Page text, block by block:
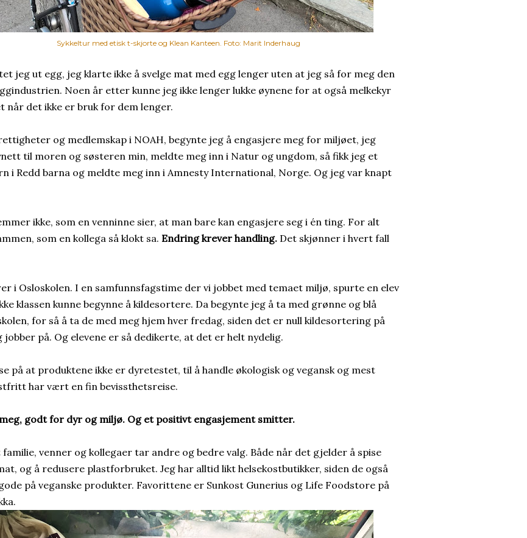
Sykkeltur med etisk t-skjorte og Klean Kanteen. Foto: Marit Inderhaug
jeg ut egg, jeg klarte ikke å svelge mat med egg lenger uten at jeg så for meg den
Noen år etter kunne jeg ikke lenger lukke øynene for at også melkekyr
når det ikke er bruk for dem lenger.
og medlemskap i NOAH, begynte jeg å engasjere meg for miljøet, jeg
til moren og søsteren min, meldte meg inn i Natur og ungdom, så fikk jeg et
i Redd barna og meldte meg inn i Amnesty International, Norge. Og jeg var knapt
ikke, som en venninne sier, at man bare kan engasjere seg i én ting. For alt
som en kollega så klokt sa. Endring krever handling. Det skjønner i hvert fall
i Osloskolen. I en samfunnsfagstime der vi jobbet med temaet miljø, spurte en elev
klassen kunne begynne å kildesortere. Da begynte jeg å ta med grønne og blå
for så å ta de med meg hjem hver fredag, siden det er null kildesortering på
jobber på. Og elevene er så dedikerte, at det er helt nydelig.
på at produktene ikke er dyretestet, til å handle økologisk og vegansk og mest
har vært en fin bevissthetsreise.
godt for dyr og miljø. Og et positivt engasjement smitter.
familie, venner og kollegaer tar andre og bedre valg. Både når det gjelder å spise
og å redusere plastforbruket. Jeg har alltid likt helsekostbutikker, siden de også
på veganske produkter. Favorittene er Sunkost Gunerius og Life Foodstore på